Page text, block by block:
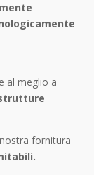
al meglio a
fornitura